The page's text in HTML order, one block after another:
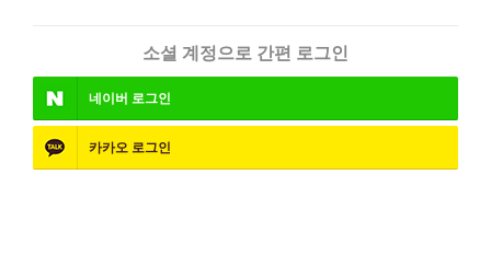
소셜 계정으로 간편 로그인
네이버 로그인
카카오 로그인